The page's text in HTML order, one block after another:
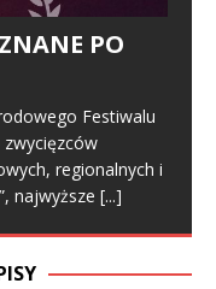
PO
Festiwalu
zwycięzców
regionalnych i
najwyższe [...]